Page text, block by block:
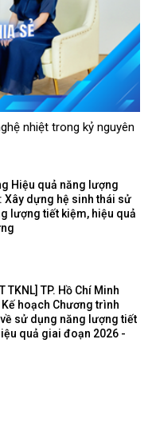
nhiệt trong kỷ nguyên
Hiệu quả năng lượng
Xây dựng hệ sinh thái sử
lượng tiết kiệm, hiệu quả
TKNL] TP. Hồ Chí Minh
Kế hoạch Chương trình
sử dụng năng lượng tiết
quả giai đoạn 2026 -